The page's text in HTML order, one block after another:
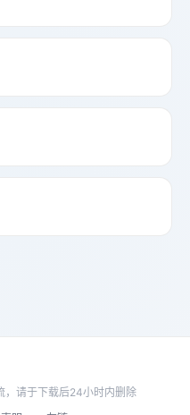
，请于下载后24小时内删除